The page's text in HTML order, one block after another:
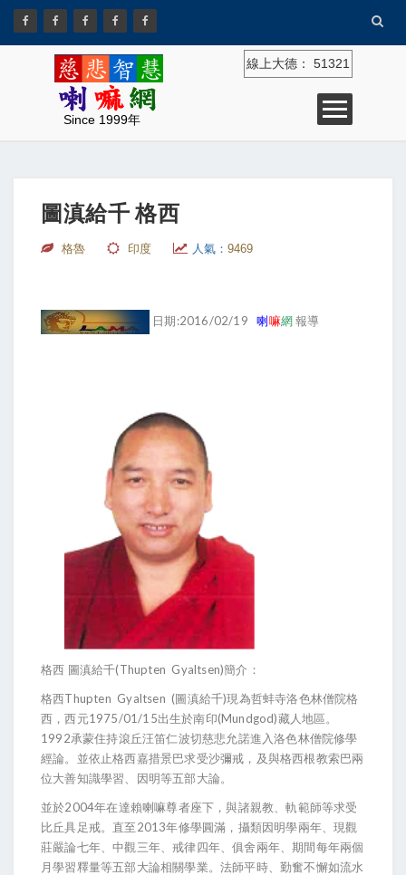
Since 1999年
線上大德： 51321
圖滇給千 格西
格魯 印度 人氣： 9469
日期:2016/02/19喇嘛網報導
格西 圖滇給千(Thupten Gyaltsen)簡介：
格西Thupten Gyaltsen (圖滇給千)現為哲蚌寺洛色林僧院格
西，西元1975/01/15出生於南印(Mundgod)藏人地區。
1992承蒙住持滾丘汪笛仁波切慈悲允諾進入洛色林僧院修學
經論。並依止格西嘉措景巴求受沙彌戒，及與格西根教索巴兩
位大善知識學習、因明等五部大論。
並於2004年在達賴喇嘛尊者座下，與諸親教、軌範師等求受
比丘具足戒。直至2013年修學圓滿，攝類因明學兩年、現觀
莊嚴論七年、中觀三年、戒律四年、俱舍兩年、期間每年兩個
月學習釋量等五部大論相關學業。法師平時、勤奮不懈如流水